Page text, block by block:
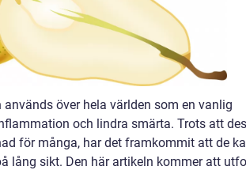
över hela världen som en vanlig
och lindra smärta. Trots att
för många, har det framkommit att de
lång sikt. Den här artikeln kommer att